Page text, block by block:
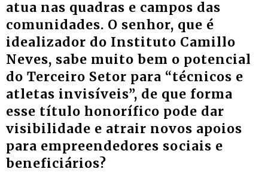
atua nas quadras e campos das
comunidades. O senhor, que é
idealizador do Instituto Camillo
Neves, sabe muito bem o potencial
do Terceiro Setor para “técnicos e
atletas invisíveis”, de que forma
esse título honorífico pode dar
visibilidade e atrair novos apoios
para empreendedores sociais e
beneficiários?